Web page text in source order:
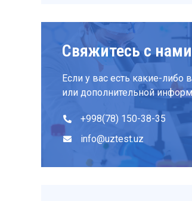
Свяжитесь с нами
Если у вас есть какие-либо
или дополнительной
+998(78) 150-38-35
info@uztest.uz